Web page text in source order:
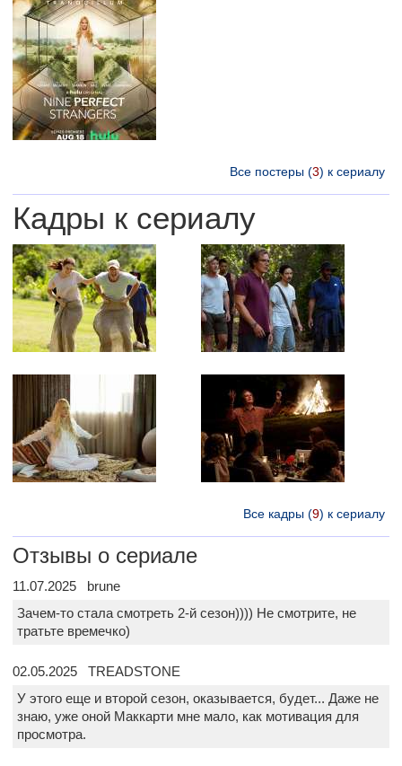
Все постеры (3) к сериалу
Кадры к сериалу
Все кадры (9) к сериалу
Отзывы о сериале
11.07.2025 brune
Зачем-то стала смотреть 2-й сезон)))) Не смотрите, не
тратьте времечко)
02.05.2025 TREADSTONE
У этого еще и второй сезон, оказывается, будет... Даже не
знаю, уже оной Маккарти мне мало, как мотивация для
просмотра.